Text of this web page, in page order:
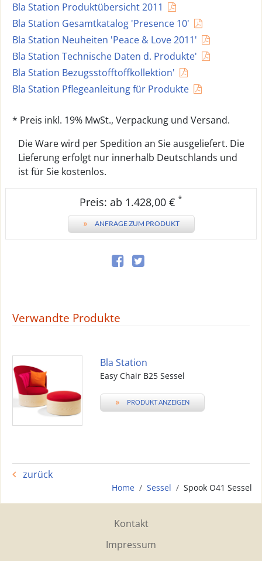
Bla Station Produktübersicht 2011
Bla Station Gesamtkatalog 'Presence 10'
Bla Station Neuheiten 'Peace & Love 2011'
Bla Station Technische Daten d. Produkte'
Bla Station Bezugsstofftoffkollektion'
Bla Station Pflegeanleitung für Produkte
* Preis inkl. 19% MwSt., Verpackung und Versand.
Die Ware wird per Spedition an Sie ausgeliefert. Die
Lieferung erfolgt nur innerhalb Deutschlands und
ist für Sie kostenlos.
Preis: ab 1.428,00 € *
» ANFRAGE ZUM PRODUKT
Verwandte Produkte
Bla Station
Easy Chair B25 Sessel
» PRODUKT ANZEIGEN
zurück
Home Sessel Spook O41 Sessel
Kontakt
Impressum